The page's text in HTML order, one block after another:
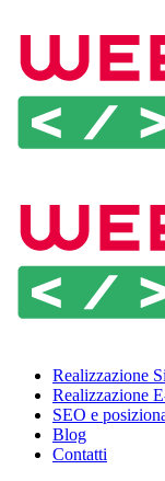
Realizzazione
Realizzazione
SEO e
Blog
Contatti